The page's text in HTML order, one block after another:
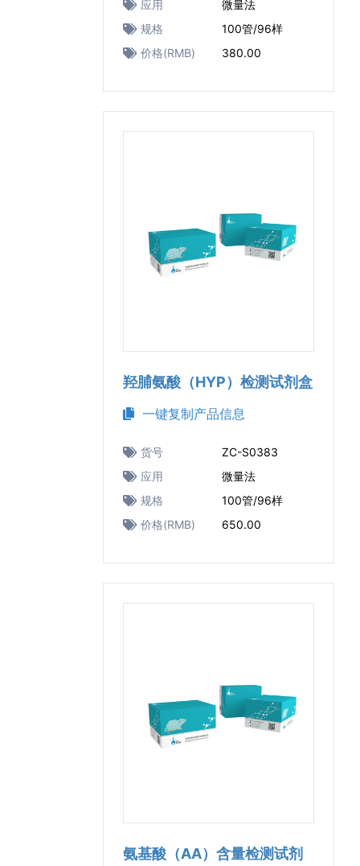
应用
微量法
规格
100管/96样
价格(RMB)
380.00
羟脯氨酸（HYP）检测试剂盒
一键复制产品信息
货号
ZC-S0383
应用
微量法
规格
100管/96样
价格(RMB)
650.00
氨基酸（AA）含量检测试剂